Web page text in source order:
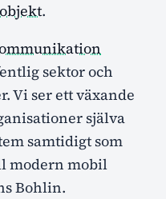
.
sektor och
Vi ser ett växande
själva
samtidigt som
modern mobil
Bohlin.